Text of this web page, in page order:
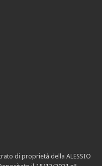
di proprietà della ALESSIO